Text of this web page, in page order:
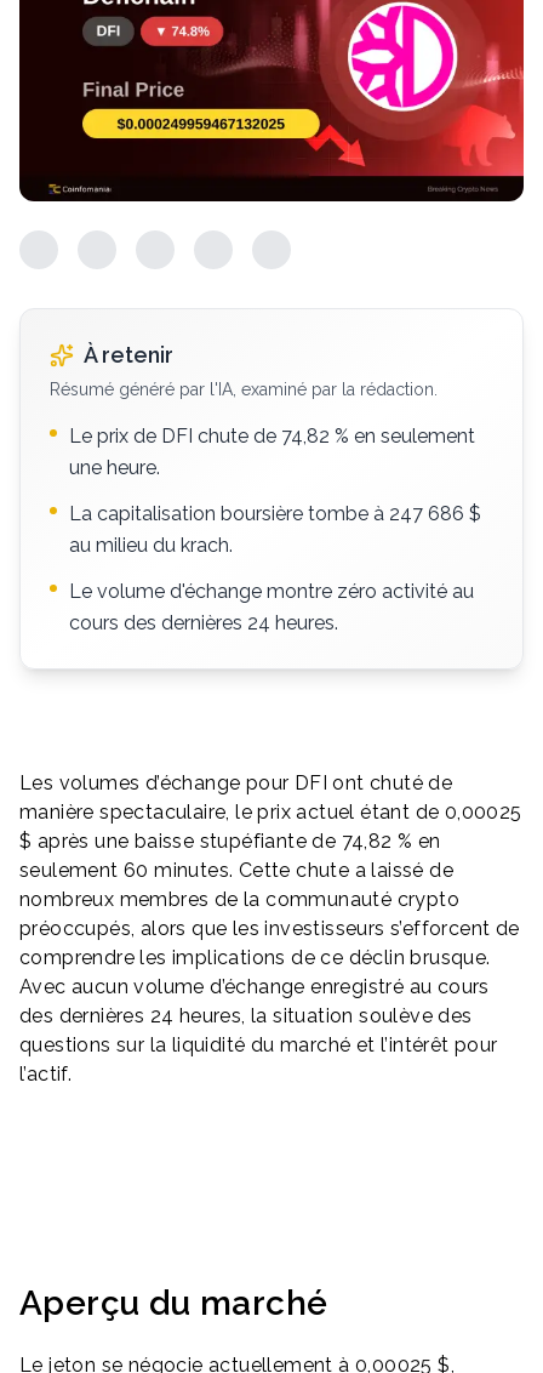
À retenir
Résumé généré par l'IA, examiné par la rédaction.
Le prix de DFI chute de 74,82 % en seulement
une heure.
La capitalisation boursière tombe à 247 686 $
au milieu du krach.
Le volume d'échange montre zéro activité au
cours des dernières 24 heures.
Les volumes d’échange pour DFI ont chuté de
manière spectaculaire, le prix actuel étant de 0,00025
$ après une baisse stupéfiante de 74,82 % en
seulement 60 minutes. Cette chute a laissé de
nombreux membres de la communauté crypto
préoccupés, alors que les investisseurs s’efforcent de
comprendre les implications de ce déclin brusque.
Avec aucun volume d’échange enregistré au cours
des dernières 24 heures, la situation soulève des
questions sur la liquidité du marché et l’intérêt pour
l’actif.
Aperçu du marché
Le jeton se négocie actuellement à 0,00025 $,